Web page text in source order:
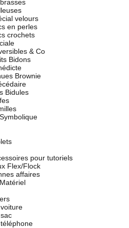
velours
en perles
crochets
& Co
Bidons
Brownie
Bidules
pour tutoriels
Flex/Flock
affaires